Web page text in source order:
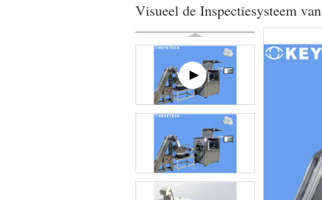
Visueel de Inspectiesysteem